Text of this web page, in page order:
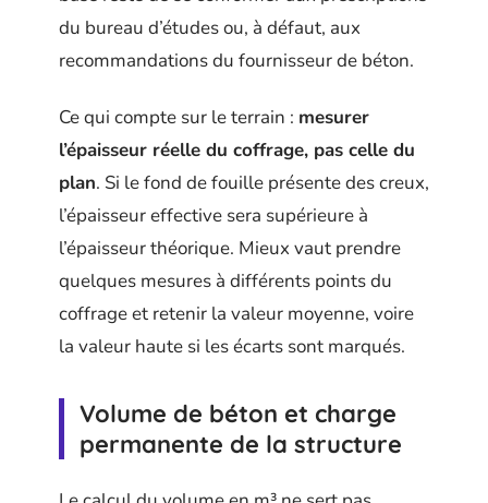
du bureau d’études ou, à défaut, aux
recommandations du fournisseur de béton.
Ce qui compte sur le terrain : mesurer
l’épaisseur réelle du coffrage, pas celle du
plan. Si le fond de fouille présente des creux,
l’épaisseur effective sera supérieure à
l’épaisseur théorique. Mieux vaut prendre
quelques mesures à différents points du
coffrage et retenir la valeur moyenne, voire
la valeur haute si les écarts sont marqués.
Volume de béton et charge
permanente de la structure